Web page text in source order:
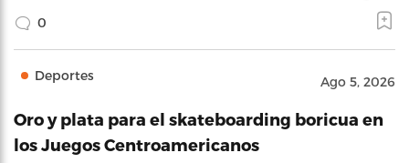
0
Deportes Ago 5, 2026
Oro y plata para el skateboarding boricua en
los Juegos Centroamericanos